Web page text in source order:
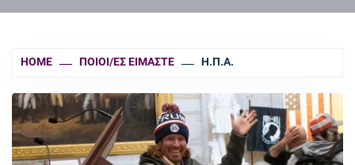
HOME ΠΟΙΟΙ/ΕΣ ΕΊΜΑΣΤΕ Η.Π.Α.